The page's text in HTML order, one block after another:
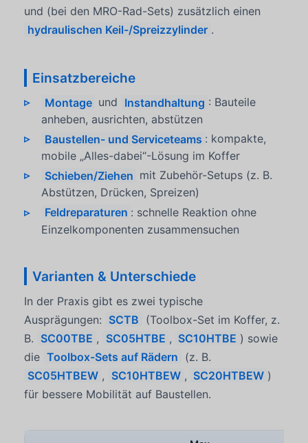
und (bei den MRO-Rad-Sets) zusätzlich einen
hydraulischen Keil-/Spreizzylinder .
Einsatzbereiche
Montage und Instandhaltung : Bauteile
anheben, ausrichten, abstützen
Baustellen- und Serviceteams : kompakte,
mobile „Alles-dabei“-Lösung im Koffer
Schieben/Ziehen mit Zubehör-Setups (z. B.
Abstützen, Drücken, Spreizen)
Feldreparaturen : schnelle Reaktion ohne
Einzelkomponenten zusammensuchen
Varianten & Unterschiede
In der Praxis gibt es zwei typische
Ausprägungen: SCTB (Toolbox-Set im Koffer, z.
B. SC00TBE , SC05HTBE , SC10HTBE ) sowie
die Toolbox-Sets auf Rädern (z. B.
SC05HTBEW , SC10HTBEW , SC20HTBEW )
für bessere Mobilität auf Baustellen.